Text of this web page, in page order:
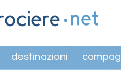
destinazioni